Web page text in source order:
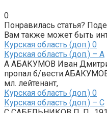
0
Понравилась статья?
Вам также может быть
Курская область (доп.) 0
Курская область (доп.) – А
А АБАКУМОВ Иван
пропал б/
мл. лейтенант,
Курская область (доп.) 0
Курская область (доп.) – С